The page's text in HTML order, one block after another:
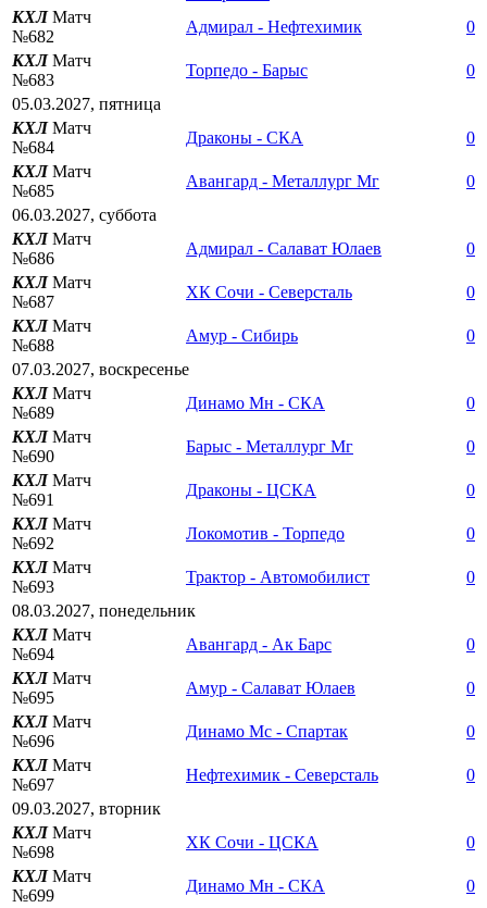
КХЛМатч
№682
Адмирал - Нефтехимик
0
КХЛМатч
№683
Торпедо - Барыс
0
05.03.2027, пятница
КХЛМатч
№684
Драконы - СКА
0
КХЛМатч
№685
Авангард - Металлург Мг
0
06.03.2027, суббота
КХЛМатч
№686
Адмирал - Салават Юлаев
0
КХЛМатч
№687
ХК Сочи - Северсталь
0
КХЛМатч
№688
Амур - Сибирь
0
07.03.2027, воскресенье
КХЛМатч
№689
Динамо Мн - СКА
0
КХЛМатч
№690
Барыс - Металлург Мг
0
КХЛМатч
№691
Драконы - ЦСКА
0
КХЛМатч
№692
Локомотив - Торпедо
0
КХЛМатч
№693
Трактор - Автомобилист
0
08.03.2027, понедельник
КХЛМатч
№694
Авангард - Ак Барс
0
КХЛМатч
№695
Амур - Салават Юлаев
0
КХЛМатч
№696
Динамо Мс - Спартак
0
КХЛМатч
№697
Нефтехимик - Северсталь
0
09.03.2027, вторник
КХЛМатч
№698
ХК Сочи - ЦСКА
0
КХЛМатч
№699
Динамо Мн - СКА
0